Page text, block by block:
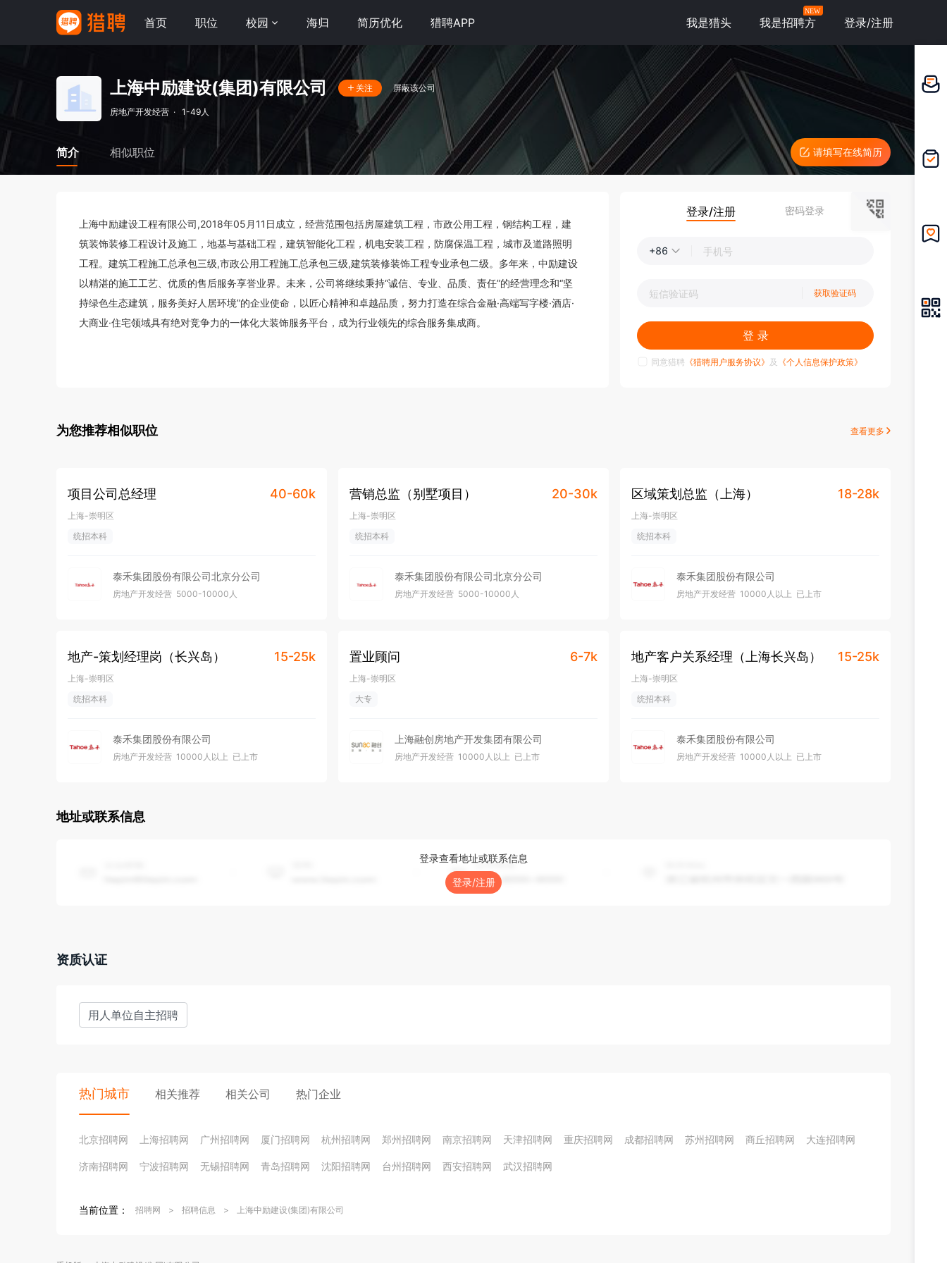
首页 职位 校园 海归 简历优化 猎聘APP 我是猎头 我是招聘方
NEW
登录/注册
上海中励建设(集团)有限公司 关注 屏蔽该公司
房地产开发经营 · 1-49人
简介 相似职位 请填写在线简历
登录/注册 密码登录
+86
获取验证码
登 录
同意猎聘 《猎聘用户服务协议》 及 《个人信息保护政策》
上海中励建设工程有限公司,2018年05月11日成立，经营范围包括房屋建筑工程，市政公用工程，钢结构工程，建
筑装饰装修工程设计及施工，地基与基础工程，建筑智能化工程，机电安装工程，防腐保温工程，城市及道路照明
工程。建筑工程施工总承包三级,市政公用工程施工总承包三级,建筑装修装饰工程专业承包二级。多年来，中励建设
以精湛的施工工艺、优质的售后服务享誉业界。未来，公司将继续秉持“诚信、专业、品质、责任”的经营理念和“坚
持绿色生态建筑，服务美好人居环境”的企业使命，以匠心精神和卓越品质，努力打造在综合金融·高端写字楼·酒店·
大商业·住宅领域具有绝对竞争力的一体化大装饰服务平台，成为行业领先的综合服务集成商。
为您推荐相似职位 查看更多
项目公司总经理 40-60k
上海-崇明区
统招本科
泰禾集团股份有限公司北京分公司
房地产开发经营 5000-10000人
营销总监（别墅项目） 20-30k
上海-崇明区
统招本科
泰禾集团股份有限公司北京分公司
房地产开发经营 5000-10000人
区域策划总监（上海） 18-28k
上海-崇明区
统招本科
泰禾集团股份有限公司
房地产开发经营 10000人以上 已上市
地产-策划经理岗（长兴岛） 15-25k
上海-崇明区
统招本科
泰禾集团股份有限公司
房地产开发经营 10000人以上 已上市
置业顾问 6-7k
上海-崇明区
大专
上海融创房地产开发集团有限公司
房地产开发经营 10000人以上 已上市
地产客户关系经理（上海长兴岛） 15-25k
上海-崇明区
统招本科
泰禾集团股份有限公司
房地产开发经营 10000人以上 已上市
地址或联系信息
登录查看地址或联系信息
登录/注册
资质认证
用人单位自主招聘
热门城市 相关推荐 相关公司 热门企业
北京招聘网 上海招聘网 广州招聘网 厦门招聘网 杭州招聘网 郑州招聘网 南京招聘网 天津招聘网 重庆招聘网 成都招聘网 苏州招聘网 商丘招聘网 大连招聘网
济南招聘网 宁波招聘网 无锡招聘网 青岛招聘网 沈阳招聘网 台州招聘网 西安招聘网 武汉招聘网
当前位置： 招聘网 > 招聘信息 > 上海中励建设(集团)有限公司